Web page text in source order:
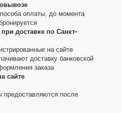
оплаты, до момента
доставке по Санкт-
на сайте
доставку банковской
заказа
сайте
предоставляются после